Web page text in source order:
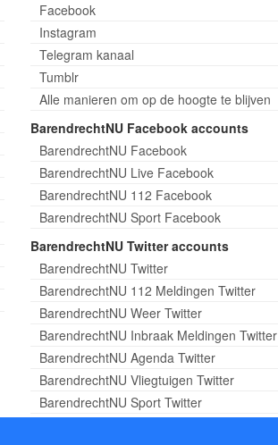
Facebook
Instagram
Telegram kanaal
Tumblr
Alle manieren om op de hoogte te blijven
BarendrechtNU Facebook accounts
BarendrechtNU Facebook
BarendrechtNU Live Facebook
BarendrechtNU 112 Facebook
BarendrechtNU Sport Facebook
BarendrechtNU Twitter accounts
BarendrechtNU Twitter
BarendrechtNU 112 Meldingen Twitter
BarendrechtNU Weer Twitter
BarendrechtNU Inbraak Meldingen Twitter
BarendrechtNU Agenda Twitter
BarendrechtNU Vliegtuigen Twitter
BarendrechtNU Sport Twitter